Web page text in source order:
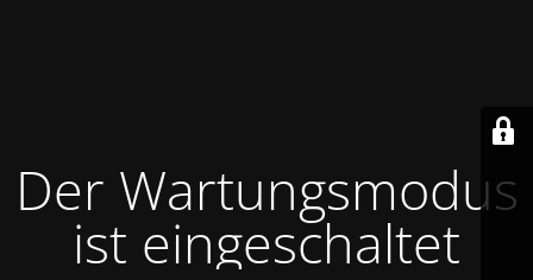
Der Wartungsmodus
ist eingeschaltet